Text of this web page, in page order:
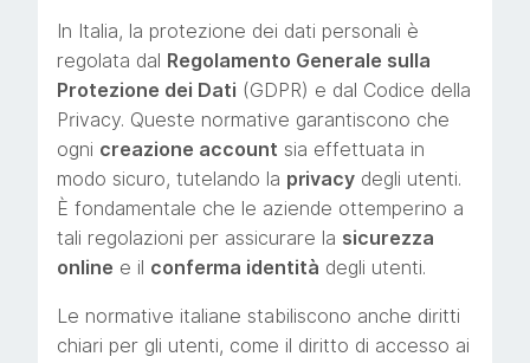
In Italia, la protezione dei dati personali è
regolata dal Regolamento Generale sulla
Protezione dei Dati (GDPR) e dal Codice della
Privacy. Queste normative garantiscono che
ogni creazione account sia effettuata in
modo sicuro, tutelando la privacy degli utenti.
È fondamentale che le aziende ottemperino a
tali regolazioni per assicurare la sicurezza
online e il conferma identità degli utenti.
Le normative italiane stabiliscono anche diritti
chiari per gli utenti, come il diritto di accesso ai